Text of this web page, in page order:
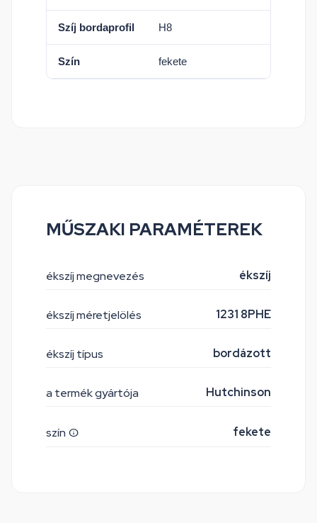
Szíj bordaprofil H8
Szín fekete
MŰSZAKI PARAMÉTEREK
ékszíj megnevezés ékszíj
ékszíj méretjelölés 1231 8PHE
ékszíj típus bordázott
a termék gyártója Hutchinson
szín fekete